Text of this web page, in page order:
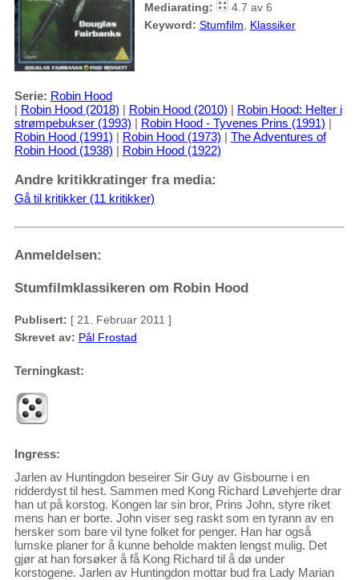
Mediarating:
4.7 av 6
Keyword: Stumfilm Klassiker
Serie: Robin Hood
| Robin Hood (2018) | Robin Hood (2010) | Robin Hood: Helter i
strømpebukser (1993) | Robin Hood - Tyvenes Prins (1991) |
Robin Hood (1991) | Robin Hood (1973) | The Adventures of
Robin Hood (1938) | Robin Hood (1922)
Andre kritikkratinger fra media:
Gå til kritikker (11 kritikker)
Anmeldelsen:
Stumfilmklassikeren om Robin Hood
Publisert: [ 21. Februar 2011 ]
Skrevet av: Pål Frostad
Terningkast:
Ingress:
Jarlen av Huntingdon beseirer Sir Guy av Gisbourne i en
ridderdyst til hest. Sammen med Kong Richard Løvehjerte drar
han ut på korstog. Kongen lar sin bror, Prins John, styre riket
mens han er borte. John viser seg raskt som en tyrann av en
hersker som bare vil tyne folket for penger. Han har også
lumske planer for å kunne beholde makten lengst mulig. Det
gjør at han forsøker å få Kong Richard til å dø under
korstogene. Jarlen av Huntingdon mottar bud fra Lady Marian